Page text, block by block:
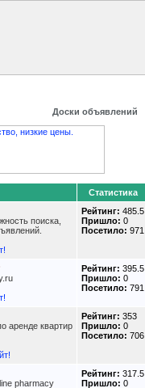
Доски объявлений
Статистика
поиска,
Рейтинг: 485.5
Пришло: 0
Посетило: 971
Рейтинг: 395.5
Пришло: 0
Посетило: 791
аренде квартир
Рейтинг: 353
Пришло: 0
Посетило: 706
pharmacy
Рейтинг: 317.5
Пришло: 0